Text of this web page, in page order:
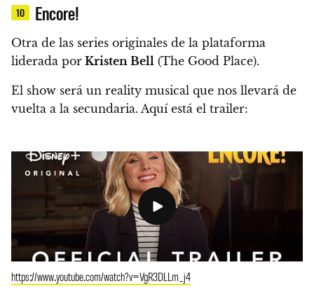
10 Encore!
Otra de las series originales de la plataforma
liderada por Kristen Bell (The Good Place).
El show será un reality musical que nos llevará de
vuelta a la secundaria. Aquí está el trailer:
https://www.youtube.com/watch?v=VgR3DLLm_j4